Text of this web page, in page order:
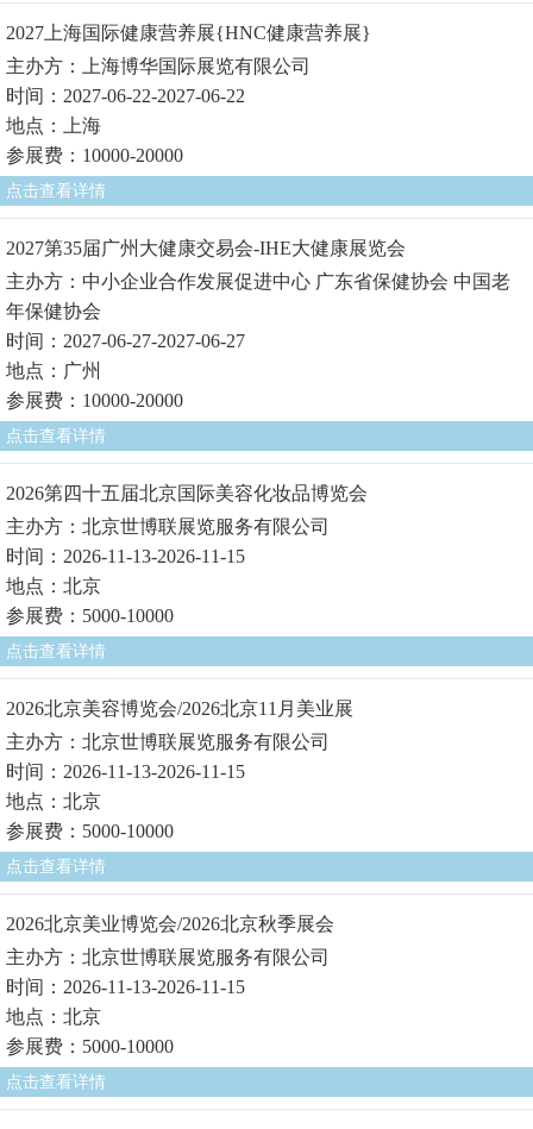
2027上海国际健康营养展{HNC健康营养展}
主办方：上海博华国际展览有限公司
时间：2027-06-22-2027-06-22
地点：上海
参展费：10000-20000
点击查看详情
2027第35届广州大健康交易会-IHE大健康展览会
主办方：中小企业合作发展促进中心 广东省保健协会 中国老
年保健协会
时间：2027-06-27-2027-06-27
地点：广州
参展费：10000-20000
点击查看详情
2026第四十五届北京国际美容化妆品博览会
主办方：北京世博联展览服务有限公司
时间：2026-11-13-2026-11-15
地点：北京
参展费：5000-10000
点击查看详情
2026北京美容博览会/2026北京11月美业展
主办方：北京世博联展览服务有限公司
时间：2026-11-13-2026-11-15
地点：北京
参展费：5000-10000
点击查看详情
2026北京美业博览会/2026北京秋季展会
主办方：北京世博联展览服务有限公司
时间：2026-11-13-2026-11-15
地点：北京
参展费：5000-10000
点击查看详情